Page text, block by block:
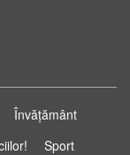
Învățământ
Sport